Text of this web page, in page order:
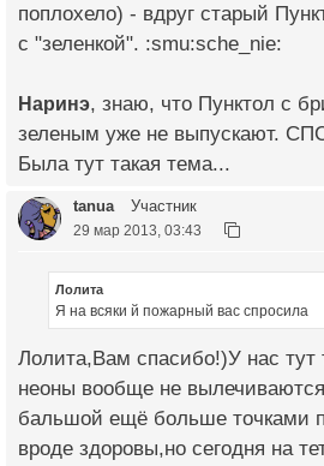
поплохело) - вдруг старый
с "зеленкой". :smu:sche_nie:
Наринэ, знаю, что Пунктол с
зеленым уже не выпускают.
Была тут такая тема...
tanua Участник
29 мар 2013, 03:43
Лолита
Я на всяки й пожарный вас спросила
Лолита,Вам спасибо!)У нас тут
неоны вообще не
бальшой ещё больше точками
вроде здоровы,но сегодня на